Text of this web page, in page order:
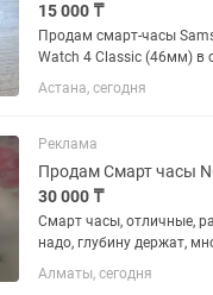
15 000 ₸
Продам смарт-часы
Watch 4 Classic (46мм) в
черном цвете. Модель с
крутящимся безелем,
Технически всё работает
(пульс,...
Астана, сегодня
Реклама
Продам Смарт часы
30 000 ₸
Смарт часы, отличные,
надо, глубину держат,
циферблатов, много
ремешок, коробка все
Алматы, сегодня